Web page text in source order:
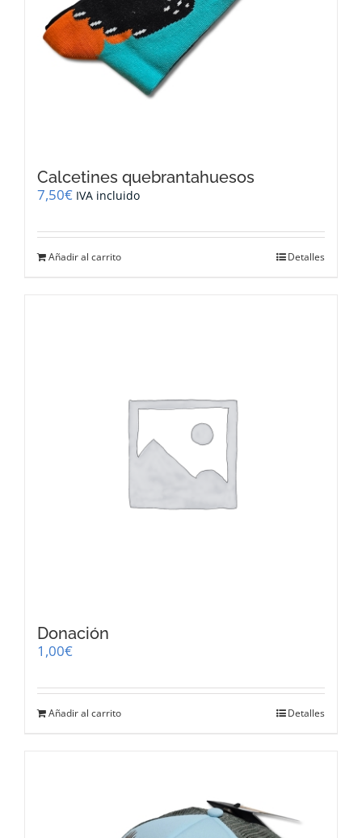
Calcetines quebrantahuesos
7,50€ IVA incluido
Añadir al carrito Detalles
Donación
1,00€
Añadir al carrito Detalles